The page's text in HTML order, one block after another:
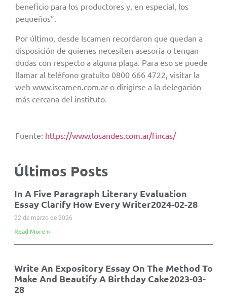
beneficio para los productores y, en especial, los
pequeños”.
Por último, desde Iscamen recordaron que quedan a
disposición de quienes necesiten asesoría o tengan
dudas con respecto a alguna plaga. Para eso se puede
llamar al teléfono gratuito 0800 666 4722, visitar la
web www.iscamen.com.ar o dirigirse a la delegación
más cercana del instituto.
Fuente: https://www.losandes.com.ar/fincas/
Últimos Posts
In A Five Paragraph Literary Evaluation
Essay Clarify How Every Writer2024-02-28
22 de marzo de 2026
Read More »
Write An Expository Essay On The Method To
Make And Beautify A Birthday Cake2023-03-
28